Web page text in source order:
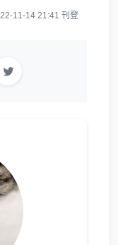
11-14 21:41 刊登